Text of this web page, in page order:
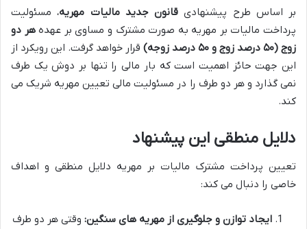
بر اساس طرح پیشنهادی قانون جدید مالیات مهریه، مسئولیت
پرداخت مالیات بر مهریه به صورت مشترک و مساوی بر عهدههر دو
زوج (۵۰ درصد زوج و ۵۰ درصد زوجه)
قرار خواهد گرفت. این رویکرد از
این جهت حائز اهمیت است که بار مالی را تنها بر دوش یک طرف
نمی گذارد و هر دو طرف را در مسئولیت مالی تعیین مهریه شریک می
کند.
دلایل منطقی این پیشنهاد
تعیین پرداخت مشترک مالیات بر مهریه دلایل منطقی و اهداف
خاصی را دنبال می کند:
ایجاد توازن و جلوگیری از مهریه های سنگین: وقتی هر دو طرف